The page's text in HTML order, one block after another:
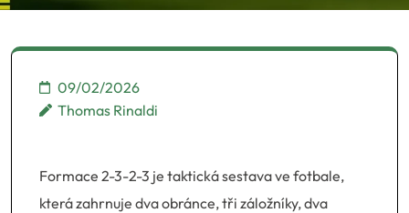
09/02/2026
Thomas Rinaldi
Formace 2-3-2-3 je taktická sestava ve fotbale,
která zahrnuje dva obránce, tři záložníky, dva